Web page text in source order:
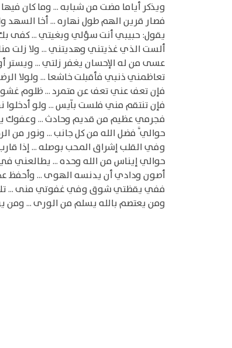
ويذكر أياما مضت من شبابه ... وما كان فيها
فصار قرين الهم طول نهاره ... أخا السهد
يقول: حبيبي أنت سؤلي وبغيتي ... كفى بك
ألست الذي غذيتني وهديتني ... ولا زلت
عسى من له الإحسان يغفر زلتي ... ويستر
تعاظمني ذنبي فأقبلت خاشعا ... ولولا
فإن تعف عني تعف عن متمرد ... ظلوم غشوم
فإن تنتقم مني فلست بآيس ... ولو
فجرمي عظيم من قديم وحادث ... وعفوك
حوالي َّ فضل الله من كل جانب ... ونور من
وفي القلب إشراق المحب بوصله ... إذا
حوالي إيناس من الله وحده ... يطالعني
أصون ودادي أن يدنسه الهوى ... وأحفظ
ففي يقظتي شوق وفي غفوتي منى ...
ومن يعتصم بالله يسلم من الورى ... ومن